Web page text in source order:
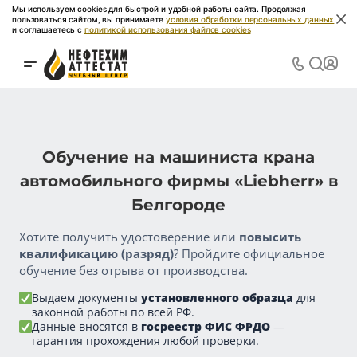
Мы используем cookies для быстрой и удобной работы сайта. Продолжая
пользоваться сайтом, вы принимаете условия обработки персональных данных
и соглашаетесь с политикой использования файлов cookies
Обучение на машиниста крана
автомобильного фирмы «Liebherr» в
Белгороде
Хотите получить удостоверение или повысить
квалификацию (разряд)? Пройдите официальное
обучение без отрыва от производства.
Выдаем документы установленного образца для
законной работы по всей РФ.
Данные вносятся в госреестр ФИС ФРДО —
гарантия прохождения любой проверки.